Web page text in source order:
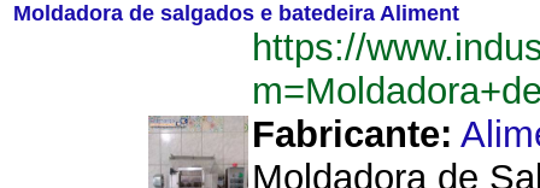
Moldadora de salgados e batedeira Aliment
https://
Fabricante:
Moldadora de